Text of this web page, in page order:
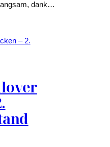
dank…